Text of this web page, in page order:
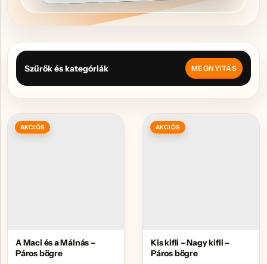
Szűrők és kategóriák MEGNYITÁS
AKCIÓS
A Maci és a Málnás –
Páros bögre
AKCIÓS
Kis kifli – Nagy kifli –
Páros bögre